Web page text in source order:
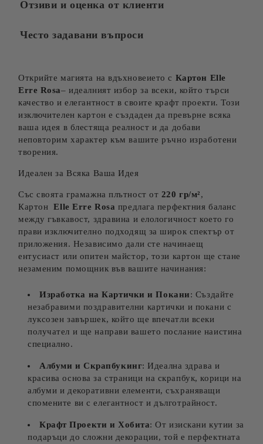
Отзиви и оценка от клиенти
Често задавани въпроси
Открийте магията на вдъхновеието с Картон Elle
Erre Rosa– идеалният избор за всеки, който търси
качество и елегантност в своите крафт проекти. Този
изключителен картон е създаден да превърне всяка
ваша идея в блестяща реалност и да добави
неповторим характер към вашите ръчно изработени
творения.
Идеален за Всяка Ваша Идея
Със своята грамажна плътност от 220 гр/м²,
Картон Elle Erre Rosa предлага перфектния баланс
между гъвкавост, здравина и елологичност което го
прави изключително подходящ за широк спектър от
приложения. Независимо дали сте начинаещ
ентусиаст или опитен майстор, този картон ще стане
незаменим помощник във вашите начинания:
Изработка на Картички и Покани: Създайте
незабравими поздравителни картички и покани с
луксозен завършек, който ще впечатли всеки
получател и ще направи вашето послание наистина
специално.
Албуми и Скрапбукинг: Идеална здрава и
красива основа за страници на скрапбук, корици на
албуми и декоративни елементи, съхраняващи
спомените ви с елегантност и дълготрайност.
Крафт Проекти и Хобита: От изискани кутии за
подаръци до сложни декорации, той е перфектната